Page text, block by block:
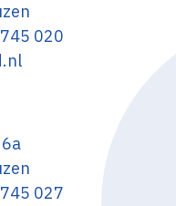
020
027